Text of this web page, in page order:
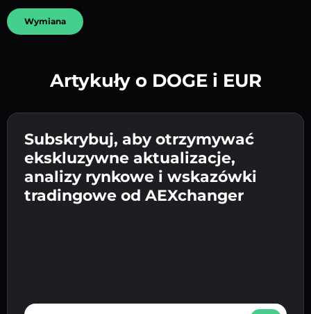
Wpisz adres swojego portfela
kryptowalutowego 👉 przejdź do następnego
kroku.
Potwierdź swoją tożsamość 👉 przejdź do
ostatniego kroku.
Wyślij depozyt 👉 odbierz kryptowalutę lub
walutę fiat w swoim portfelu.
Wymiana
Artykuły o DOGE i EUR
Subskrybuj, aby otrzymywać
ekskluzywne aktualizacje,
analizy rynkowe i wskazówki
tradingowe od AEXchanger
E-mail address